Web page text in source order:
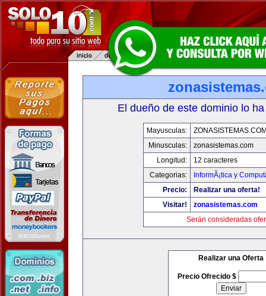
El dueño de este dominio lo
Mayusculas:
Minusculas:
zonasistemas.com
Longitud:
12 caracteres
Categorias:
InformÃ¡tica y
Precio:
Realizar una oferta!
Visitar!
zonasistemas.com
Serán consideradas
Realizar una Oferta
Precio Ofrecido $